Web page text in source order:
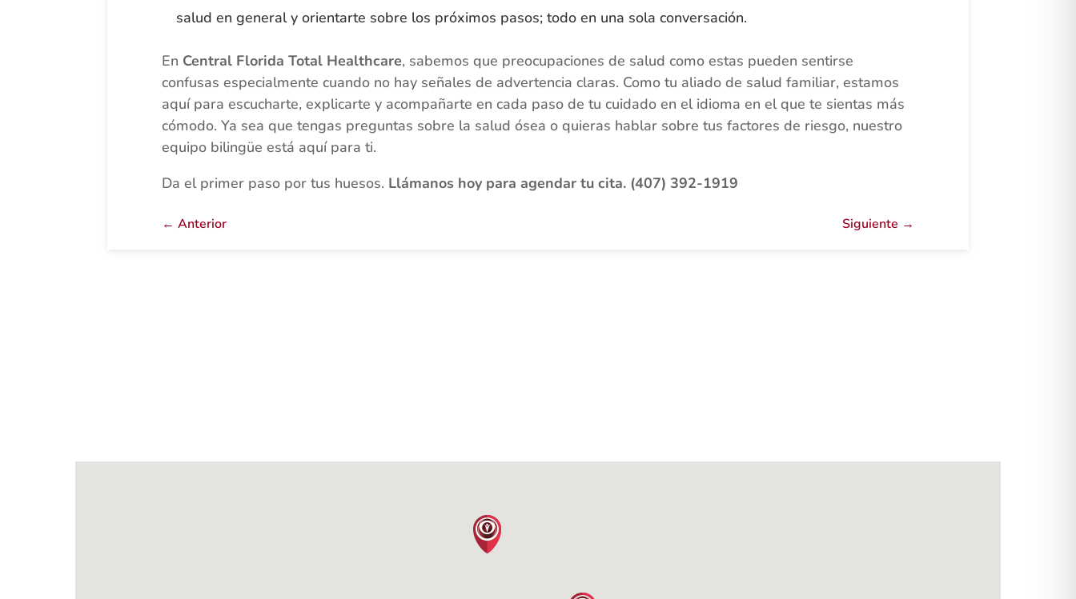
salud en general y orientarte sobre los próximos pasos; todo en una sola conversación.
En Central Florida Total Healthcare, sabemos que preocupaciones de salud como estas pueden sentirse
confusas especialmente cuando no hay señales de advertencia claras. Como tu aliado de salud familiar, estamos
aquí para escucharte, explicarte y acompañarte en cada paso de tu cuidado en el idioma en el que te sientas más
cómodo. Ya sea que tengas preguntas sobre la salud ósea o quieras hablar sobre tus factores de riesgo, nuestro
equipo bilingüe está aquí para ti.
Da el primer paso por tus huesos. Llámanos hoy para agendar tu cita. (407) 392-1919
← Anterior Siguiente →